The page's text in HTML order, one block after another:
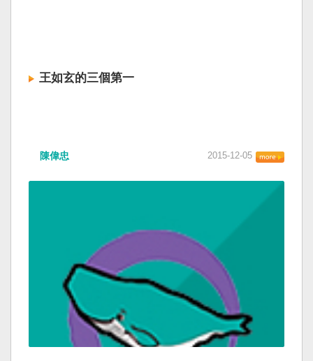
王如玄的三個第一
陳偉忠 2015-12-05